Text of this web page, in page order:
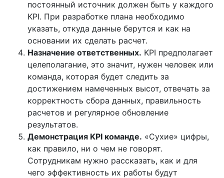
постоянный источник должен быть у каждого
KPI. При разработке плана необходимо
указать, откуда данные берутся и как на
основании их сделать расчет.
Назначение ответственных. KPI предполагает
целеполагание, это значит, нужен человек или
команда, которая будет следить за
достижением намеченных высот, отвечать за
корректность сбора данных, правильность
расчетов и регулярное обновление
результатов.
Демонстрация KPI команде. «Сухие» цифры,
как правило, ни о чем не говорят.
Сотрудникам нужно рассказать, как и для
чего эффективность их работы будут